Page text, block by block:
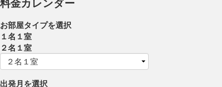
料金カレンダー
お部屋タイプを選択
１名１室
２名１室
出発月を選択